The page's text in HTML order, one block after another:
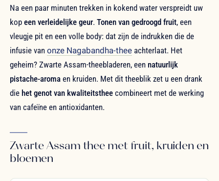
Na een paar minuten trekken in kokend water verspreidt uw
kop een verleidelijke geur. Tonen van gedroogd fruit, een
vleugje pit en een volle body: dat zijn de indrukken die de
infusie van onze Nagabandha-thee achterlaat. Het
geheim? Zwarte Assam-theebladeren, een natuurlijk
pistache-aroma en kruiden. Met dit theeblik zet u een drank
die het genot van kwaliteitsthee combineert met de werking
van cafeïne en antioxidanten.
Zwarte Assam thee met fruit, kruiden en
bloemen